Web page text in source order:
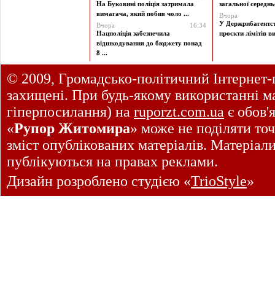
На Буковині поліція затримала
вимагача, який побив чоло ...
Вчора
16:34
Нацполіція забезпечила
відшкодування до бюджету понад
8 ...
загальної
Вчора
У
проєкти лімітів
© 2009, Громадсько-політичний
захищені. При будь-якому використанні
гіперпосилання) на ruporzt.com.ua є
«Рупор Житомира» може не поділяти
зміст опублікованих матеріалів.
публікуються на правах реклами.
Дизайн розроблено студією «TrioStyle»